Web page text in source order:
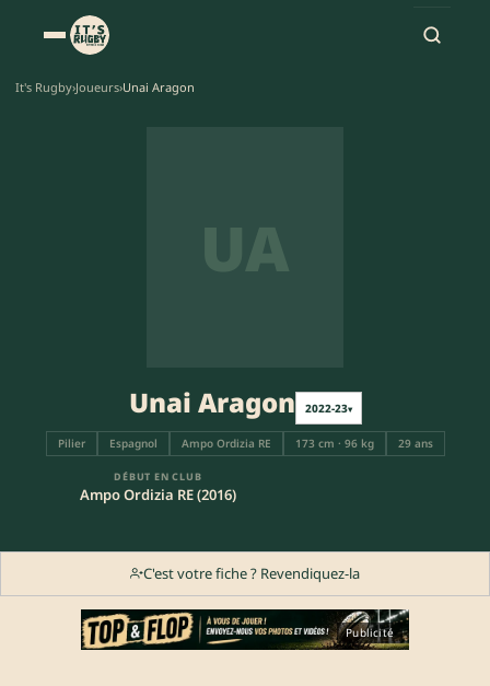
It's Rugby›Joueurs›Unai Aragon
UA
Unai Aragon 2022-23▾
Pilier Espagnol Ampo Ordizia RE 173 cm · 96 kg 29 ans
DÉBUT EN CLUB
Ampo Ordizia RE (2016)
C'est votre fiche ? Revendiquez-la
Publicité